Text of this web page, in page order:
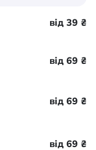
від 39 ₴
від 69 ₴
від 69 ₴
від 69 ₴